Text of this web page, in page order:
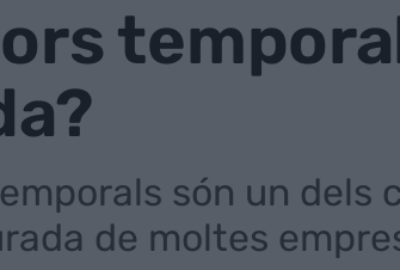
són un dels
de moltes